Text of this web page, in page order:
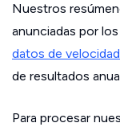
Nuestros
anunciadas por
datos de velocidad
de resultados
Para procesar